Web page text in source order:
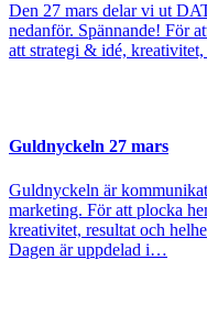
Den 27 mars delar vi ut
nedanför. Spännande! För
att strategi & idé,
Guldnyckeln 27 mars
Guldnyckeln är
marketing. För att plocka
kreativitet, resultat och
Dagen är uppdelad i…